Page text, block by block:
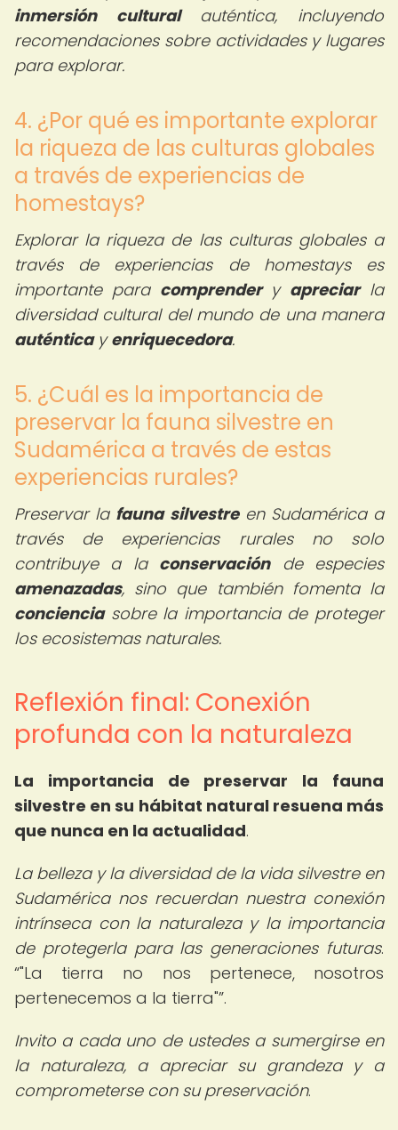
inmersión culturalauténtica, incluyendo
recomendaciones sobre actividades y lugares
para explorar.
4. ¿Por qué es importante explorar
la riqueza de las culturas globales
a través de experiencias de
homestays?
Explorar la riqueza de las culturas globales a
través de experiencias de homestays es
importante para comprendery apreciarla
diversidad cultural del mundo de una manera
auténticayenriquecedora.
5. ¿Cuál es la importancia de
preservar la fauna silvestre en
Sudamérica a través de estas
experiencias rurales?
Preservar la fauna silvestreen Sudamérica a
través de experiencias rurales no solo
contribuye a la conservaciónde especies
amenazadas, sino que también fomenta la
concienciasobre la importancia de proteger
los ecosistemas naturales.
Reflexión final: Conexión
profunda con la naturaleza
La importancia de preservar la fauna
silvestre en su hábitat natural resuena más
que nunca en la actualidad.
La belleza y la diversidad de la vida silvestre en
Sudamérica nos recuerdan nuestra conexión
intrínseca con la naturaleza y la importancia
de protegerla para las generaciones futuras.
"La tierra no nos pertenece, nosotros
pertenecemos a la tierra" .
Invito a cada uno de ustedes a sumergirse en
la naturaleza, a apreciar su grandeza y a
comprometerse con su preservación.